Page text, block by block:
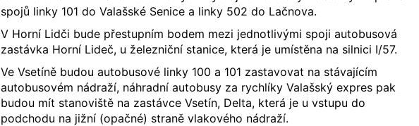
spojů linky 101 do Valašské Senice a linky 502 do Lačnova.
V Horní Lidči bude přestupním bodem mezi jednotlivými spoji autobusová
zastávka Horní Lideč, u železniční stanice, která je umístěna na silnici I/57.
Ve Vsetíně budou autobusové linky 100 a 101 zastavovat na stávajícím
autobusovém nádraží, náhradní autobusy za rychlíky Valašský expres pak
budou mít stanoviště na zastávce Vsetín, Delta, která je u vstupu do
podchodu na jižní (opačné) straně vlakového nádraží.